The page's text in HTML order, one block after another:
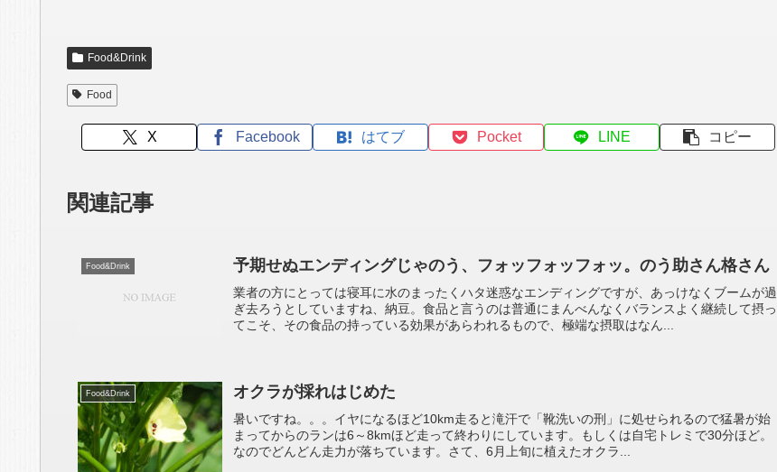
Food&Drink
Food
X Facebook はてブ Pocket LINE コピー
関連記事
Food&Drink 予期せぬエンディングじゃのう、フォッフォッフォッ。のう助さん格さん
業者の方にとっては寝耳に水のまったくハタ迷惑なエンディングですが、あっけなくブームが過
ぎ去ろうとしていますね、納豆。食品と言うのは普通にまんべんなくバランスよく継続して摂っ
てこそ、その食品の持っている効果があらわれるもので、極端な摂取はなん...
Food&Drink オクラが採れはじめた
暑いですね。。。イヤになるほど10km走ると滝汗で「靴洗いの刑」に処せられるので猛暑が始
まってからのランは6～8kmほど走って終わりにしています。もしくは自宅トレミで30分ほど。
なのでどんどん走力が落ちています。さて、6月上旬に植えたオクラ...